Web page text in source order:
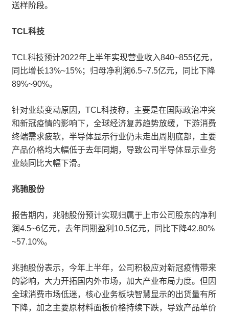
送样阶段。
TCL科技
TCL科技预计2022年上半年实现营业收入840~855亿元，
同比增长13%~15%；归母净利润6.5~7.5亿元，同比下降
89%~90%。
针对业绩变动原因，TCL科技称，主要是在国际政治冲突
和新冠疫情的影响下，全球经济复苏趋势放缓，下游消费
终端需求疲软，半导体显示行业仍未走出周期底部，主要
产品价格均大幅低于去年同期，导致公司半导体显示业务
业绩同比大幅下滑。
兆驰股份
报告期内，兆驰股份预计实现归属于上市公司股东的净利
润4.5~6亿元，去年同期盈利10.5亿元，同比下降42.80%
~57.10%。
兆驰股份表示，今年上半年，公司积极应对新冠疫情带来
的影响，大力开拓国内外市场，加大产业布局力度。但因
全球消费市场低迷，核心业务板块智慧显示的出货量有所
下降，加之主要原材料面板价格持续下跌，导致产品单价